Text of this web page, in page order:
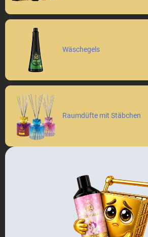
Wäschegels
Raumdüfte mit Stäbchen